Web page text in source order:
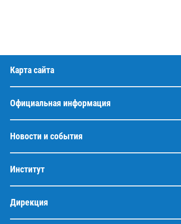
Карта сайта
Официальная информация
Новости и события
Институт
Дирекция